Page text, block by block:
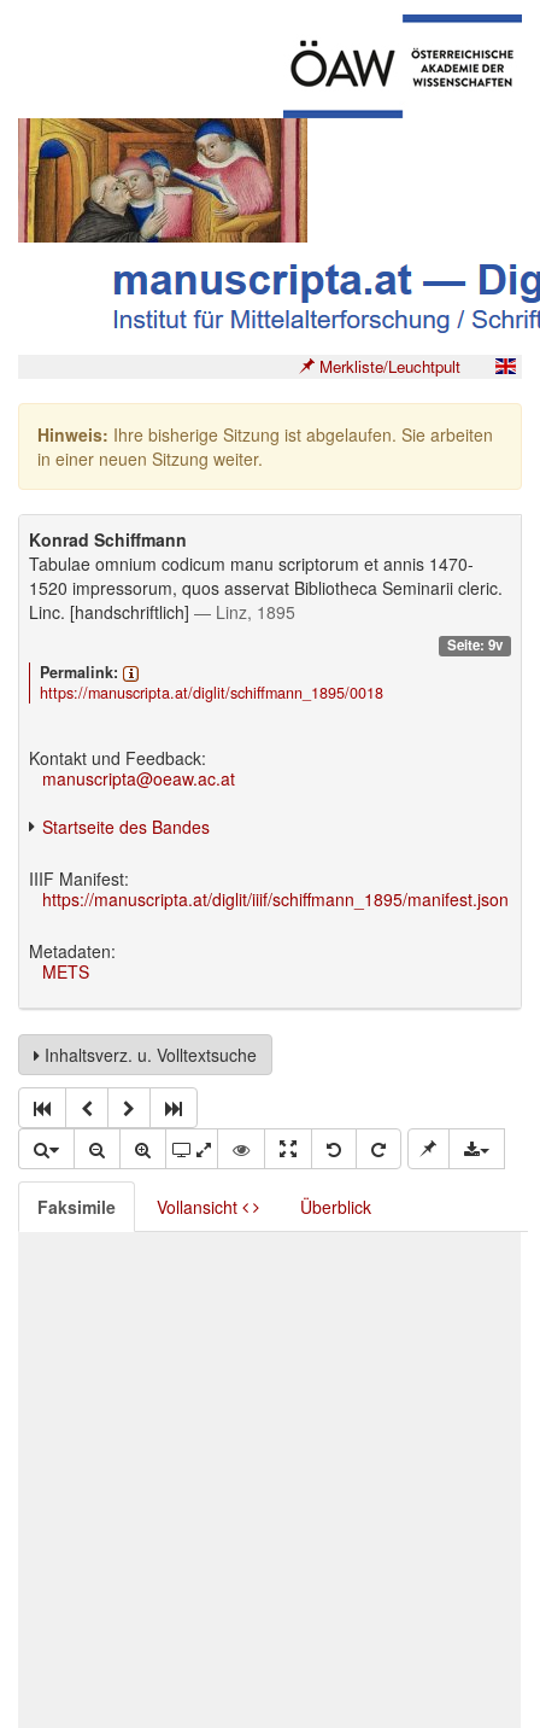
Merkliste/Leuchtpult
Hinweis: Ihre bisherige Sitzung ist abgelaufen. Sie arbeiten
in einer neuen Sitzung weiter.
Konrad Schiffmann
Tabulae omnium codicum manu scriptorum et annis 1470-
1520 impressorum, quos asservat Bibliotheca Seminarii cleric.
Linc. [handschriftlich] — Linz, 1895
Seite: 9v
Permalink:
https://manuscripta.at/diglit/schiffmann_1895/0018
Kontakt und Feedback:
manuscripta@oeaw.ac.at
Startseite des Bandes
IIIF Manifest:
https://manuscripta.at/diglit/iiif/schiffmann_1895/manifest.json
Metadaten:
METS
Inhaltsverz. u. Volltextsuche
Faksimile Vollansicht Überblick